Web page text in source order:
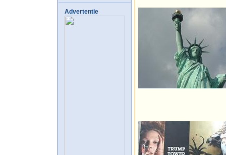
Advertentie